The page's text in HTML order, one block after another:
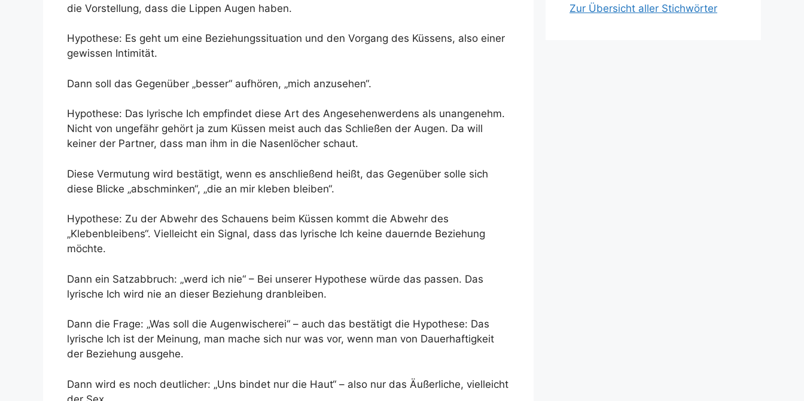
die Vorstellung, dass die Lippen Augen haben.
Hypothese: Es geht um eine Beziehungssituation und den Vorgang des Küssens, also einer
gewissen Intimität.
Dann soll das Gegenüber „besser“ aufhören, „mich anzusehen“.
Hypothese: Das lyrische Ich empfindet diese Art des Angesehenwerdens als unangenehm.
Nicht von ungefähr gehört ja zum Küssen meist auch das Schließen der Augen. Da will
keiner der Partner, dass man ihm in die Nasenlöcher schaut.
Diese Vermutung wird bestätigt, wenn es anschließend heißt, das Gegenüber solle sich
diese Blicke „abschminken“, „die an mir kleben bleiben“.
Hypothese: Zu der Abwehr des Schauens beim Küssen kommt die Abwehr des
„Klebenbleibens“. Vielleicht ein Signal, dass das lyrische Ich keine dauernde Beziehung
möchte.
Dann ein Satzabbruch: „werd ich nie“ – Bei unserer Hypothese würde das passen. Das
lyrische Ich wird nie an dieser Beziehung dranbleiben.
Dann die Frage: „Was soll die Augenwischerei“ – auch das bestätigt die Hypothese: Das
lyrische Ich ist der Meinung, man mache sich nur was vor, wenn man von Dauerhaftigkeit
der Beziehung ausgehe.
Dann wird es noch deutlicher: „Uns bindet nur die Haut“ – also nur das Äußerliche, vielleicht
Zur Übersicht aller Stichwörter